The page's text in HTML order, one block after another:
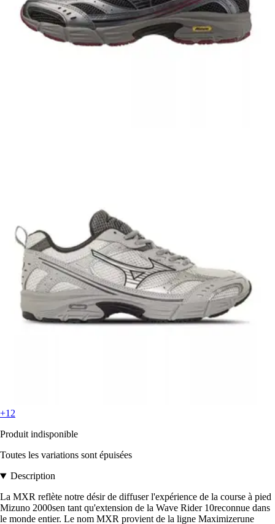
+12
Produit indisponible
Toutes les variations sont épuisées
Description
La MXR reflète notre désir de diffuser l'expérience de la course à pied
Mizuno 2000sen tant qu'extension de la Wave Rider 10reconnue dans
le monde entier. Le nom MXR provient de la ligne Maximizerune